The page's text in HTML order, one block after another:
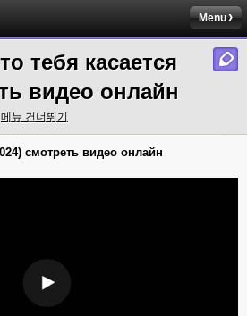
Menu
тебя касается
видео онлайн
메뉴 건너뛰기
смотреть видео онлайн